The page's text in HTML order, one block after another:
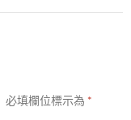
必填欄位標示為 *